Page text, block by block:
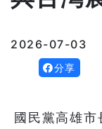
2026-07-03
分享
國民黨高雄